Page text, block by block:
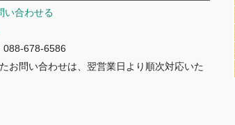
い合わせる
088-678-6586
お問い合わせは、翌営業日より順次対応いた